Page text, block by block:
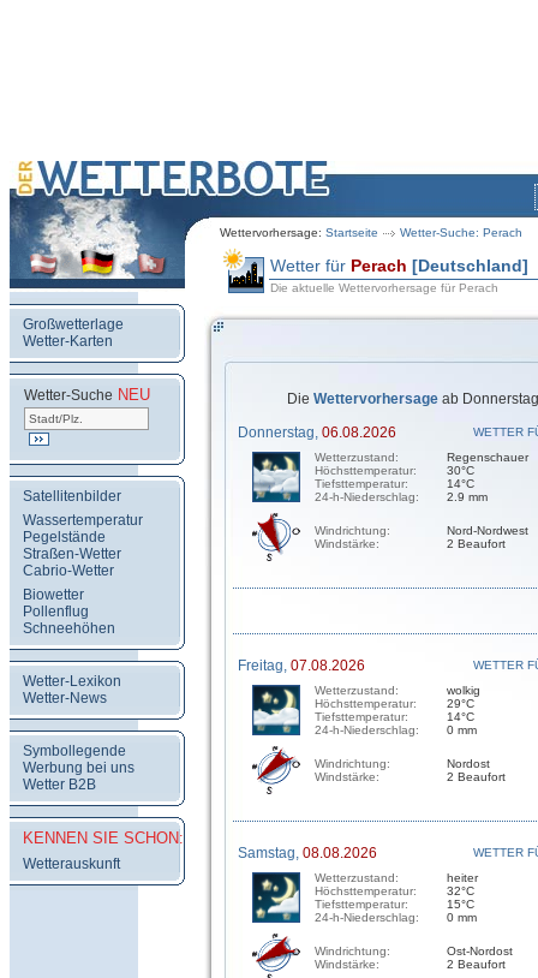
Wettervorhersage: Startseite Wetter-Suche: Perach
Großwetterlage
Wetter-Karten
Wetter-Suche NEU
Satellitenbilder
Wassertemperatur
Pegelstände
Straßen-Wetter
Cabrio-Wetter
Biowetter
Pollenflug
Schneehöhen
Wetter-Lexikon
Wetter-News
Symbollegende
Werbung bei uns
Wetter B2B
KENNEN SIE SCHON:
Wetterauskunft
Wetter für Perach [Deutschland]
Die aktuelle Wettervorhersage für Perach
Die Wettervorhersage ab
Donnerstag, 06.08.2026
WETTER
Wetterzustand:
Höchsttemperatur:
Tiefsttemperatur:
24-h-Niederschlag:
Regenschauer
30°C
14°C
2.9 mm
Windrichtung:
Windstärke:
Nord-Nordwest
2 Beaufort
Freitag, 07.08.2026
WETTER
Wetterzustand:
Höchsttemperatur:
Tiefsttemperatur:
24-h-Niederschlag:
wolkig
29°C
14°C
0 mm
Windrichtung:
Windstärke:
Nordost
2 Beaufort
Samstag, 08.08.2026
WETTER
Wetterzustand:
Höchsttemperatur:
Tiefsttemperatur:
24-h-Niederschlag:
heiter
32°C
15°C
0 mm
Windrichtung:
Windstärke:
Ost-Nordost
2 Beaufort